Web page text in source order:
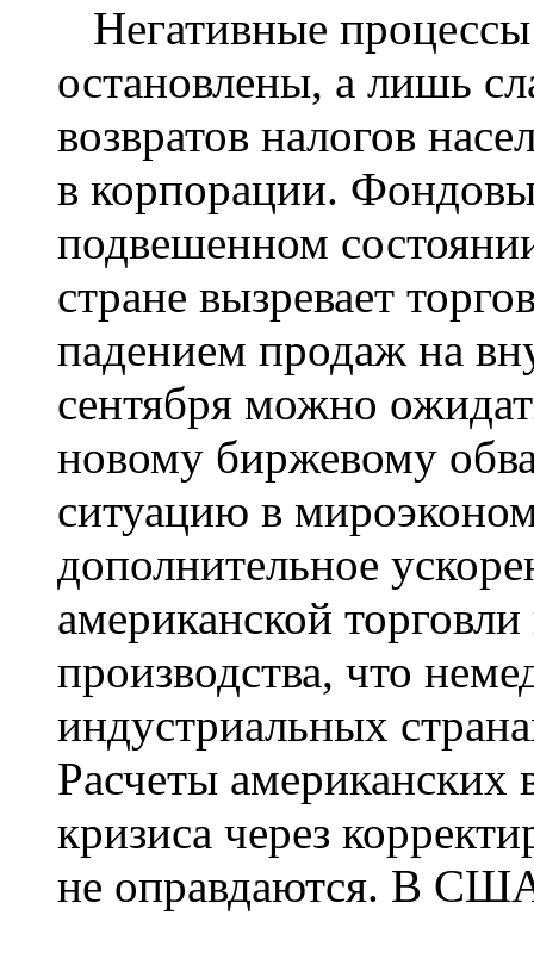
Негативные
остановлены, а лишь
возвратов налогов
в корпорации.
подвешенном
стране вызревает
падением продаж на
сентября можно
новому биржевому
ситуацию в
дополнительное
американской
производства, что
индустриальных
Расчеты американских
кризиса через
не оправдаются. В США